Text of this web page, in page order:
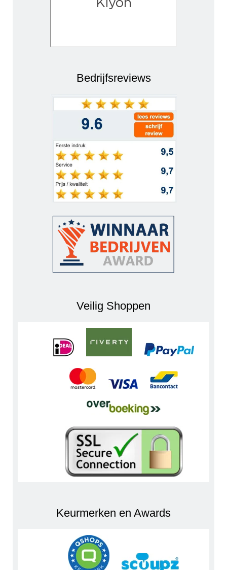
Bedrijfsreviews
Veilig Shoppen
Keurmerken en Awards